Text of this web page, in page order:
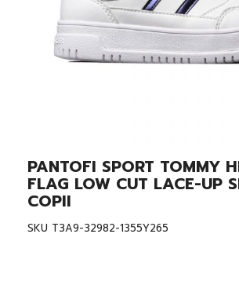
Skip
to
the
beginning
the
PANTOFI SPORT TOMMY
FLAG LOW CUT LACE-UP
COPII
SKU T3A9-32982-1355Y265